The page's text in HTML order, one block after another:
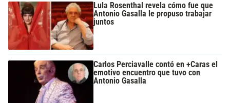
Lula Rosenthal revela cómo fue que
Antonio Gasalla le propuso trabajar
juntos
Carlos Perciavalle contó en +Caras el
emotivo encuentro que tuvo con
Antonio Gasalla